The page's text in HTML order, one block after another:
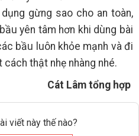
gừng sao cho an toàn,
yên tâm hơn khi dùng bài
bầu luôn khỏe mạnh và đi
thật nhẹ nhàng nhé.
Cát Lâm tổng hợp
viết này thế nào?